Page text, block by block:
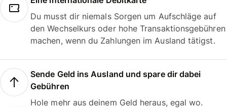
Du musst dir niemals Sorgen um Aufschläge auf
den Wechselkurs oder hohe Transaktionsgebühren
machen, wenn du Zahlungen im Ausland tätigst.
Sende Geld ins Ausland und spare dir dabei
Gebühren
Hole mehr aus deinem Geld heraus, egal wo.